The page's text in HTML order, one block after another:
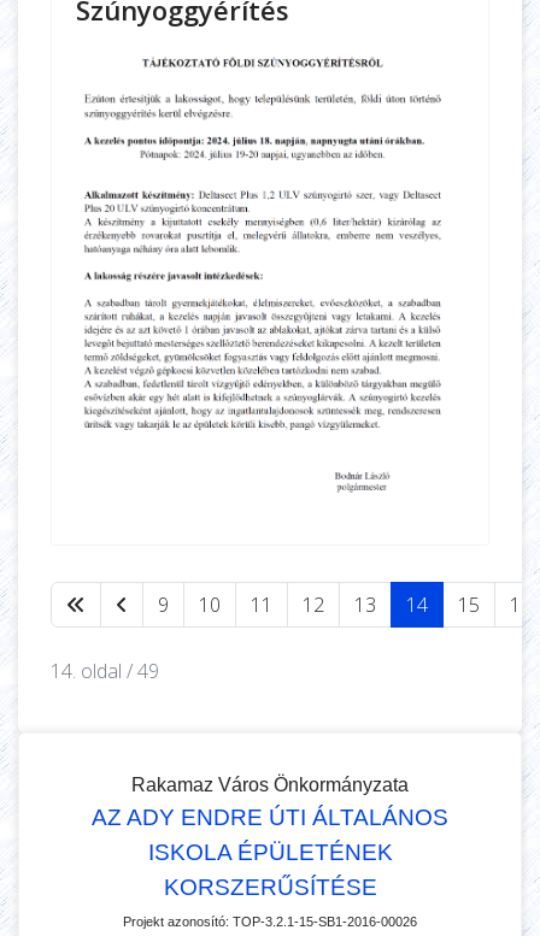
Szúnyoggyérítés
9 10 11 12 13 14 15 16
14. oldal / 49
Rakamaz Város Önkormányzata
AZ ADY ENDRE ÚTI ÁLTALÁNOS
ISKOLA ÉPÜLETÉNEK
KORSZERŰSÍTÉSE
Projekt azonosító: TOP-3.2.1-15-SB1-2016-00026